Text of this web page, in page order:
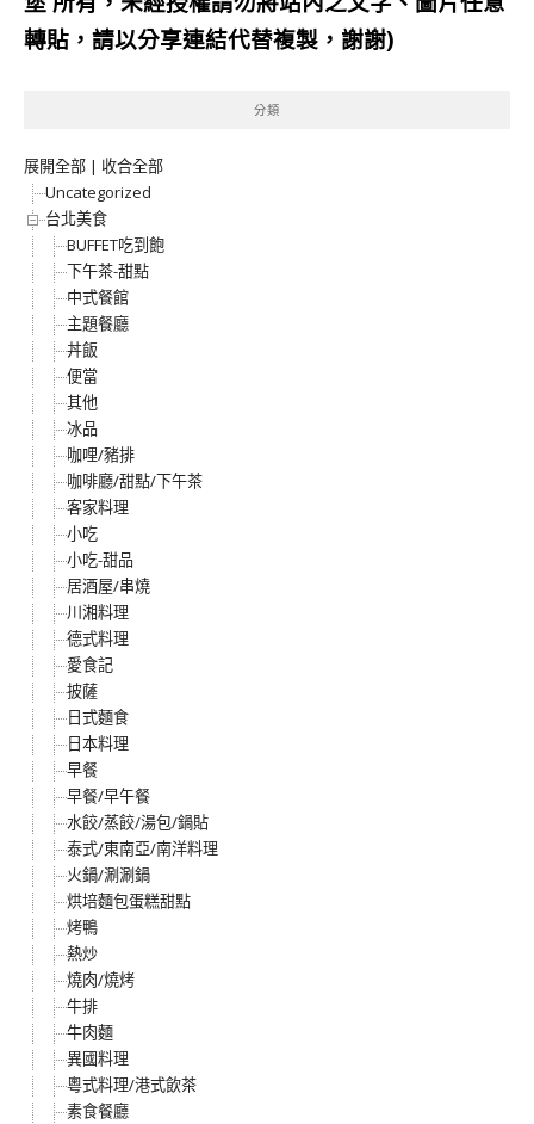
轉貼，請以分享連結代替複製，謝謝)
分類
展開全部 | 收合全部
Uncategorized
台北美食
BUFFET吃到飽
下午茶-甜點
中式餐館
主題餐廳
丼飯
便當
其他
冰品
咖哩/豬排
咖啡廳/甜點/下午茶
客家料理
小吃
小吃-甜品
居酒屋/串燒
川湘料理
德式料理
愛食記
披薩
日式麵食
日本料理
早餐
早餐/早午餐
水餃/蒸餃/湯包/鍋貼
泰式/東南亞/南洋料理
火鍋/涮涮鍋
烘培麵包蛋糕甜點
烤鴨
熱炒
燒肉/燒烤
牛排
牛肉麵
異國料理
粵式料理/港式飲茶
素食餐廳